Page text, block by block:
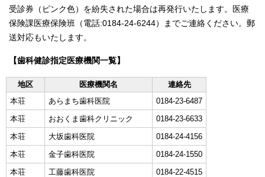
受診券（ピンク色）を紛失された場合は再発行いたします。医療
保険課医療保険班（電話:0184-24-6244）までご連絡ください。郵
送対応もいたします。
【歯科健診指定医療機関一覧】
地区 医療機関名
連絡先
本荘
あらまち歯科医院
0184-23-6487
本荘
おおくま歯科クリニック
0184-23-6633
本荘
大坂歯科医院
0184-24-4156
本荘
金子歯科医院
0184-24-1550
本荘
工藤歯科医院
0184-22-4515